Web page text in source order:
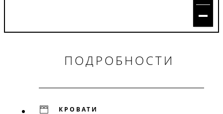
ПОДРОБНОСТИ
КРОВАТИ